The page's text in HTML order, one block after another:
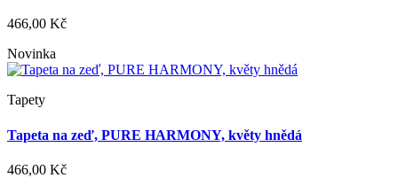
466,00 Kč
Novinka
Tapety
Tapeta na zeď, PURE HARMONY, květy hnědá
466,00 Kč